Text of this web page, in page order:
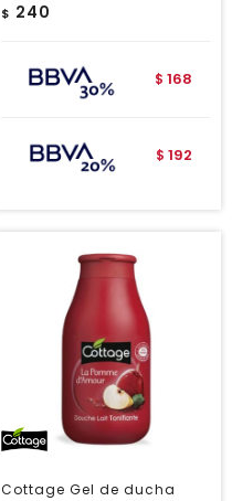
$ 240
$ 168
$ 192
Cottage Gel de ducha